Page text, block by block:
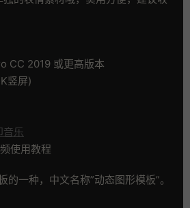
CC 2019 或更高版本
竖屏)
音乐
使用教程
的一种，中文名称”动态图形模板”。